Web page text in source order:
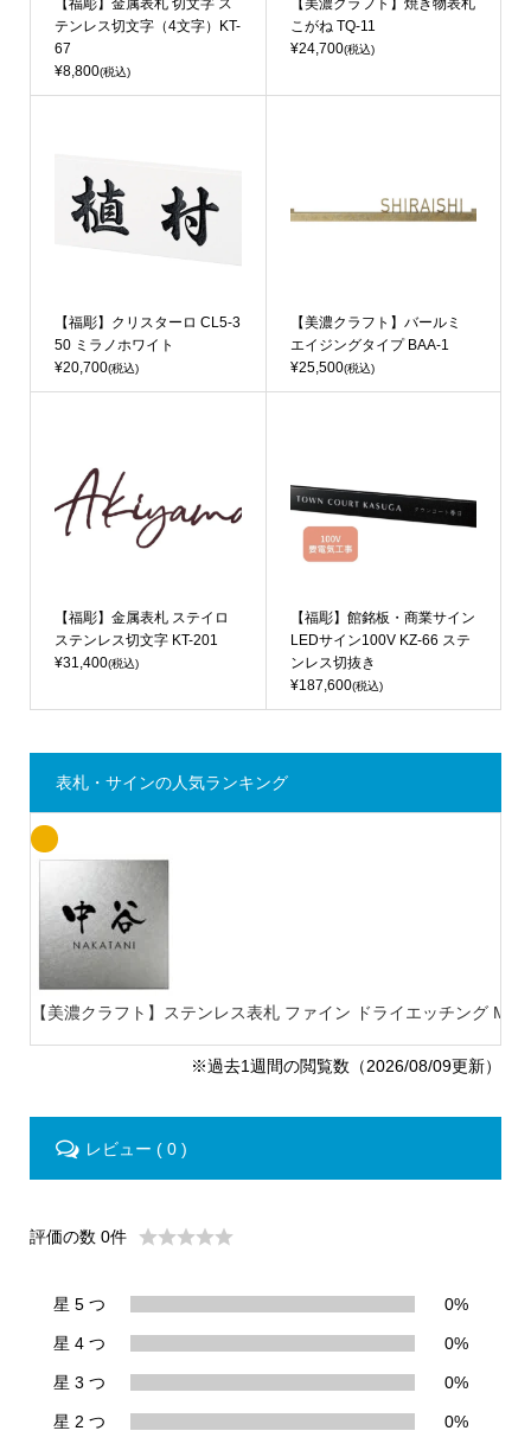
【福彫】金属表札 切文字 ス
テンレス切文字（4文字）KT-
67
¥8,800(税込)
【美濃クラフト】焼き物表札
こがね TQ-11
¥24,700(税込)
【福彫】クリスターロ CL5-3
50 ミラノホワイト
¥20,700(税込)
【美濃クラフト】バールミ
エイジングタイプ BAA-1
¥25,500(税込)
【福彫】金属表札 ステイロ
ステンレス切文字 KT-201
¥31,400(税込)
【福彫】館銘板・商業サイン
LEDサイン100V KZ-66 ステ
ンレス切抜き
¥187,600(税込)
表札・サインの人気ランキング
【美濃クラフト】ステンレス表札 ファイン ドライエッチング MB-
※過去1週間の閲覧数（2026/08/09更新）
レビュー ( 0 )
評価の数 0件
星 5 つ 0%
星 4 つ 0%
星 3 つ 0%
星 2 つ 0%